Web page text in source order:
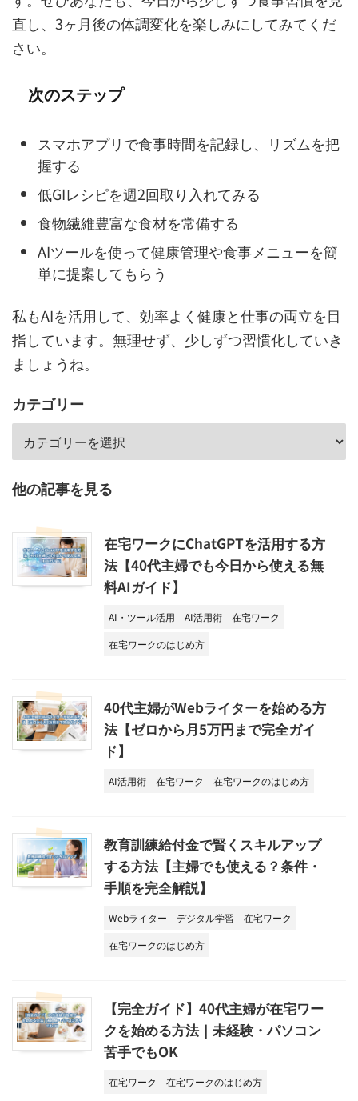
直し、3ヶ月後の体調変化を楽しみにしてみてくだ
さい。
次のステップ
スマホアプリで食事時間を記録し、リズムを把
握する
低GIレシピを週2回取り入れてみる
食物繊維豊富な食材を常備する
AIツールを使って健康管理や食事メニューを簡
単に提案してもらう
私もAIを活用して、効率よく健康と仕事の両立を目
指しています。無理せず、少しずつ習慣化していき
ましょうね。
カテゴリー
他の記事を見る
在宅ワークにChatGPTを活用する方
法【40代主婦でも今日から使える無
料AIガイド】
AI・ツール活用 AI活用術
在宅ワーク
在宅ワークのはじめ方
40代主婦がWebライターを始める方
法【ゼロから月5万円まで完全ガイ
ド】
AI活用術 在宅ワーク 在宅ワークのはじめ方
教育訓練給付金で賢くスキルアップ
する方法【主婦でも使える？条件・
手順を完全解説】
Webライター デジタル学習
在宅ワーク
在宅ワークのはじめ方
【完全ガイド】40代主婦が在宅ワー
クを始める方法｜未経験・パソコン
苦手でもOK
在宅ワーク 在宅ワークのはじめ方